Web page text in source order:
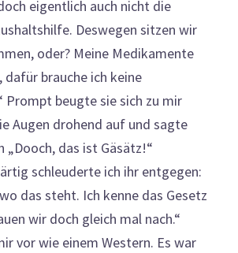
eigentlich auch nicht die
Deswegen sitzen wir
oder? Meine Medikamente
brauche ich keine
Prompt beugte sie sich zu mir
Augen drohend auf und sagte
„Dooch, das ist Gäsätz!“
schleuderte ich ihr entgegen:
das steht. Ich kenne das Gesetz
wir doch gleich mal nach.“
vor wie einem Western. Es war